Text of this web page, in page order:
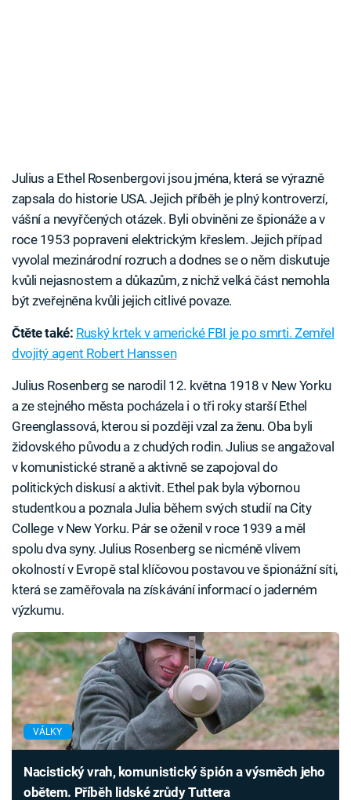
Julius a Ethel Rosenbergovi jsou jména, která se výrazně
zapsala do historie USA. Jejich příběh je plný kontroverzí,
vášní a nevyřčených otázek. Byli obviněni ze špionáže a v
roce 1953 popraveni elektrickým křeslem. Jejich případ
vyvolal mezinárodní rozruch a dodnes se o něm diskutuje
kvůli nejasnostem a důkazům, z nichž velká část nemohla
být zveřejněna kvůli jejich citlivé povaze.
Čtěte také: Ruský krtek v americké FBI je po smrti. Zemřel
dvojitý agent Robert Hanssen
Julius Rosenberg se narodil 12. května 1918 v New Yorku
a ze stejného města pocházela i o tři roky starší Ethel
Greenglassová, kterou si později vzal za ženu. Oba byli
židovského původu a z chudých rodin. Julius se angažoval
v komunistické straně a aktivně se zapojoval do
politických diskusí a aktivit. Ethel pak byla výbornou
studentkou a poznala Julia během svých studií na City
College v New Yorku. Pár se oženil v roce 1939 a měl
spolu dva syny. Julius Rosenberg se nicméně vlivem
okolností v Evropě stal klíčovou postavou ve špionážní síti,
která se zaměřovala na získávání informací o jaderném
výzkumu.
VÁLKY
Nacistický vrah, komunistický špión a výsměch jeho
obětem. Příběh lidské zrůdy Tuttera